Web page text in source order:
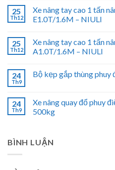
25
Th12
Xe nâng tay cao 1 tấn
E1.0T/1.6M – NIULI
25
Th12
Xe nâng tay cao 1 tấn
A1.0T/1.6M – NIULI
24
Th9
Bộ kẹp gắp thùng phuy
24
Th9
Xe nâng quay đổ phuy
500kg
BÌNH LUẬN